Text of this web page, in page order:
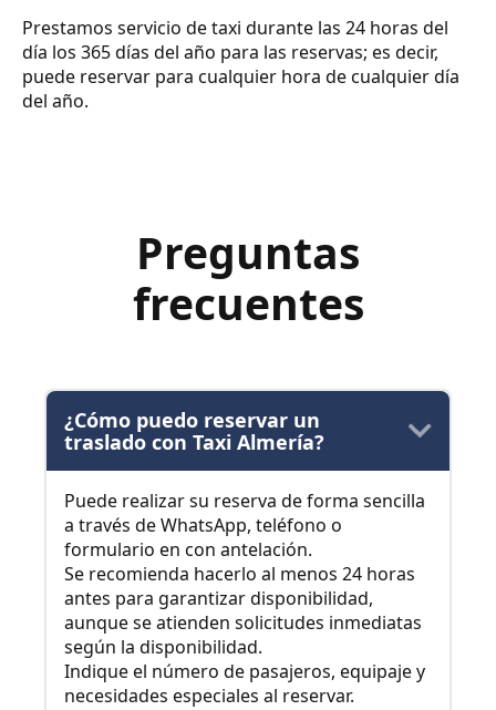
Prestamos servicio de taxi durante las 24 horas del
día los 365 días del año para las reservas; es decir,
puede reservar para cualquier hora de cualquier día
del año.
Preguntas
frecuentes
¿Cómo puedo reservar un
traslado con Taxi Almería?
Puede realizar su reserva de forma sencilla
a través de WhatsApp, teléfono o
formulario en con antelación.
Se recomienda hacerlo al menos 24 horas
antes para garantizar disponibilidad,
aunque se atienden solicitudes inmediatas
según la disponibilidad.
Indique el número de pasajeros, equipaje y
necesidades especiales al reservar.